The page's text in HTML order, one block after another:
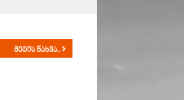
მეტის ნახვა..